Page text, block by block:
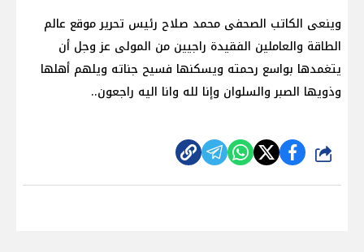
وينعى الكاتب الصحفى محمد صلاح رئيس تحرير موقع عالم
الطاقة والعاملين الفقيدة راجيين من المولى عز وجل أن
يتغمدها بواسع رحمته ويسكنها فسيح جناته ويلهم أهلها
وذويها الصبر والسلوان وإنا لله وانا اليه راجعون..
شارك